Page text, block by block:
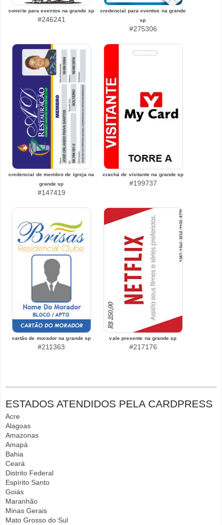
convite para eventos na grande sp
#246241
credencial para eventos na grande
sp
#275306
credencial de membro de igreja na
grande sp
#147419
crachá de visitante na grande sp
#199737
cartão de morador na grande sp
#211363
vale presente na grande sp
#217176
ESTADOS ATENDIDOS PELA CARDPRESS
Acre
Alagoas
Amazonas
Amapá
Bahia
Ceará
Distrito Federal
Espírito Santo
Goiás
Maranhão
Minas Gerais
Mato Grosso do Sul